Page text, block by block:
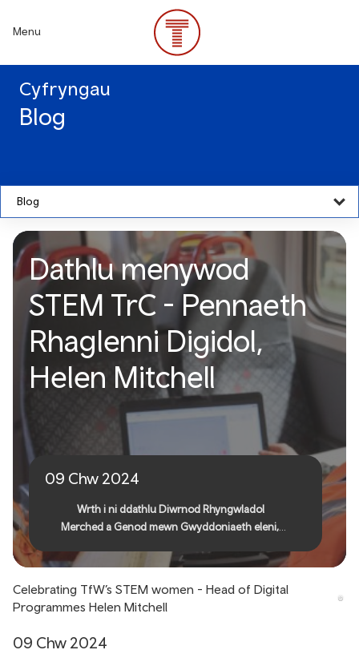
content
Menu
Cyfryngau
Blog
Blog
Dathlu menywod STEM
TrC - Pennaeth Rhaglenni
Digidol, Helen Mitchell
Dathlu menywod
STEM TrC - Pennaeth
Rhaglenni Digidol,
Helen Mitchell
09 Chw 2024
Wrth i ni ddathlu Diwrnod Rhyngwladol
Merched a Genod mewn Gwyddoniaeth eleni,
Helen Mitchell, am ei rôl yn TrC.
Celebrating TfW’s STEM women - Head of Digital
Programmes Helen Mitchell
09 Chw 2024